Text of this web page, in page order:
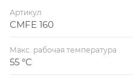
Артикул
CMFE 160
Макс. рабочая температура
55 °С